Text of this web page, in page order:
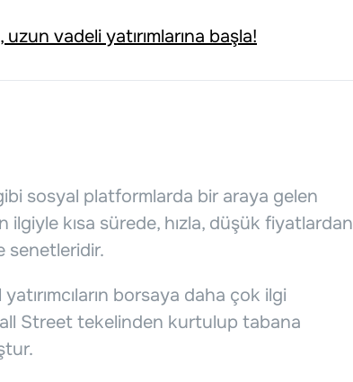
uzun vadeli yatırımlarına başla!
sosyal platformlarda bir araya gelen
ilgiyle kısa sürede, hızla, düşük fiyatlardan
senetleridir.
borsaya daha çok ilgi
Street tekelinden kurtulup tabana